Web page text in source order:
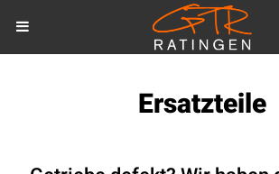
Ersatzteile